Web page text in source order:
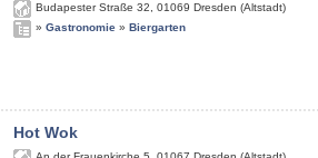
Budapester Straße 32 01069 Dresden (Altstadt)
» Gastronomie » Biergarten
Hot Wok